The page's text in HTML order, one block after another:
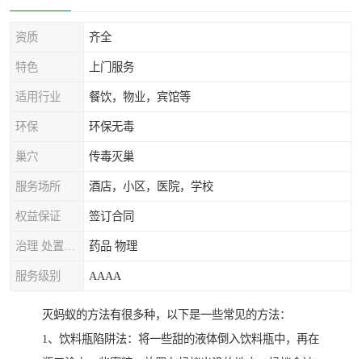
资质 齐全
特色 上门服务
适用行业 餐饮，物业，宾馆等
环保 环保无毒
巢穴 传毒灭巢
服务场所 酒店，小区，医院，学校
权益保证 签订合同
药品 物理
服务级别 AAAA
灭蚂蚁的方法有很多种，以下是一些常见的方法：
1、饮料瓶陷阱法：将一些甜的液体倒入饮料瓶中，再在